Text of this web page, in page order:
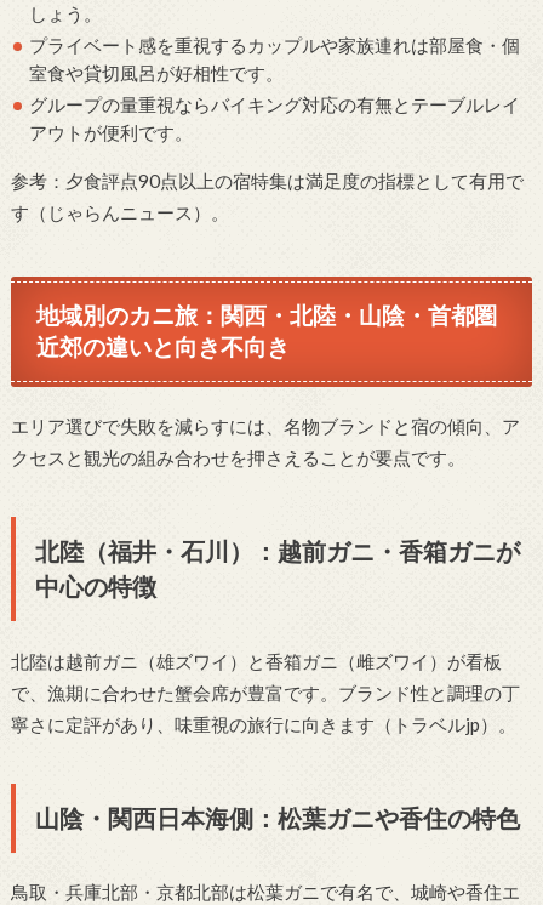
しょう。
プライベート感を重視するカップルや家族連れは部屋食・個
室食や貸切風呂が好相性です。
グループの量重視ならバイキング対応の有無とテーブルレイ
アウトが便利です。
参考：夕食評点90点以上の宿特集は満足度の指標として有用で
す（じゃらんニュース）。
地域別のカニ旅：関西・北陸・山陰・首都圏
近郊の違いと向き不向き
エリア選びで失敗を減らすには、名物ブランドと宿の傾向、ア
クセスと観光の組み合わせを押さえることが要点です。
北陸（福井・石川）：越前ガニ・香箱ガニが
中心の特徴
北陸は越前ガニ（雄ズワイ）と香箱ガニ（雌ズワイ）が看板
で、漁期に合わせた蟹会席が豊富です。ブランド性と調理の丁
寧さに定評があり、味重視の旅行に向きます（トラベルjp）。
山陰・関西日本海側：松葉ガニや香住の特色
鳥取・兵庫北部・京都北部は松葉ガニで有名で、城崎や香住エ